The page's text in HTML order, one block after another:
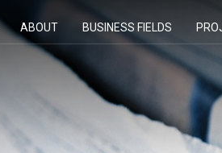
ABOUT BUSINESS FIELDS